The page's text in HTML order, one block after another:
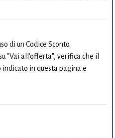
di un Codice Sconto.
"Vai all'offerta", verifica che il
in questa pagina e